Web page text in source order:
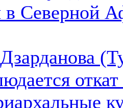
в Северной